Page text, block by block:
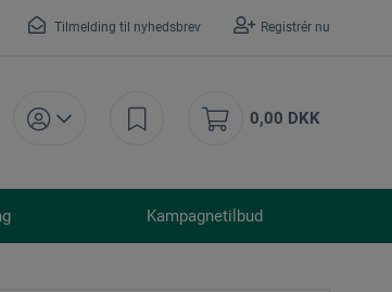
Tilmelding til nyhedsbrev Registrér nu
0,00 DKK
Kampagnetilbud